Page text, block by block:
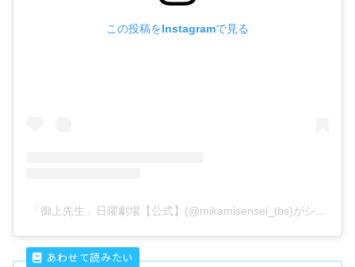
この投稿をInstagramで見る
「御上先生」日曜劇場【公式】(@mikamisensei_tbs)がシェアし